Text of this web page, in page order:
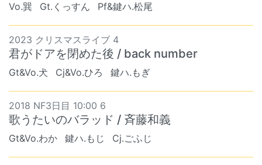
Vo.巽 Gt.くっすん Pf&鍵ハ.松尾
2023 クリスマスライブ 4
君がドアを閉めた後 / back number
Gt&Vo.犬 Cj&Vo.ひろ 鍵ハ.もぎ
2018 NF3日目 10:00 6
歌うたいのバラッド / 斉藤和義
Gt&Vo.わか 鍵ハ.もじ Cj.ごふじ